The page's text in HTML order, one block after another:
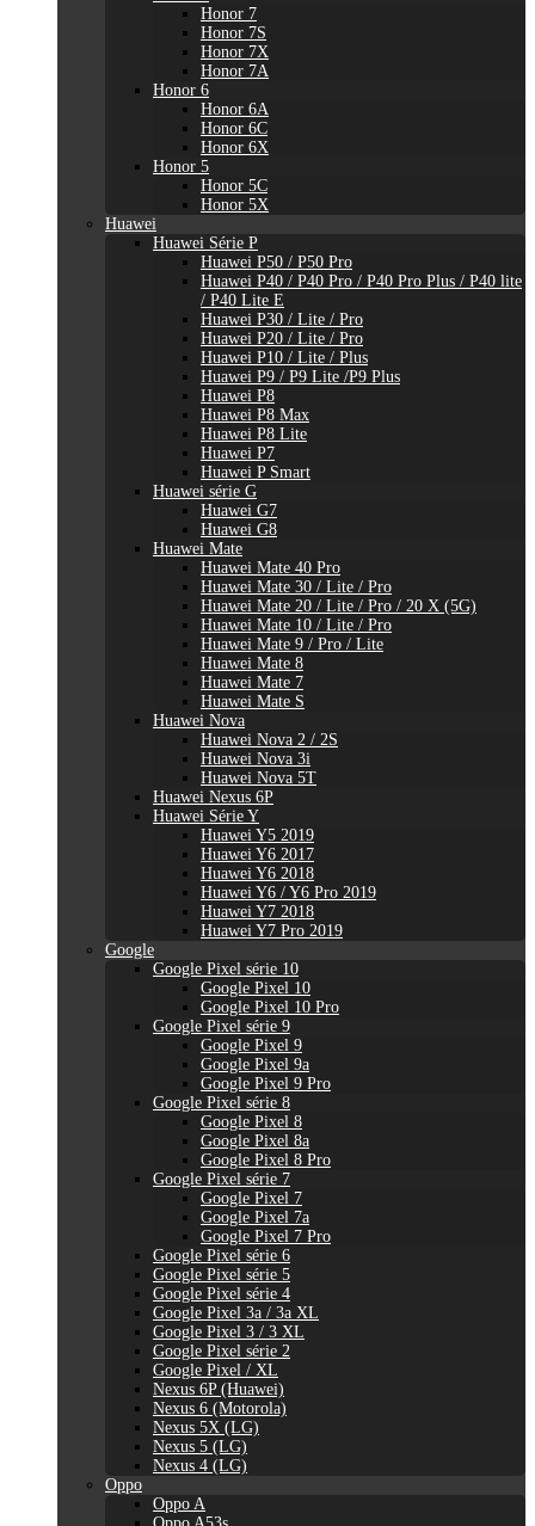
Honor 7
Honor 7S
Honor 7X
Honor 7A
Honor 6
Honor 6A
Honor 6C
Honor 6X
Honor 5
Honor 5C
Honor 5X
Huawei
Huawei Série P
Huawei P50 / P50 Pro
Huawei P40 / P40 Pro / P40 Pro Plus / P40 lite
/ P40 Lite E
Huawei P30 / Lite / Pro
Huawei P20 / Lite / Pro
Huawei P10 / Lite / Plus
Huawei P9 / P9 Lite /P9 Plus
Huawei P8
Huawei P8 Max
Huawei P8 Lite
Huawei P7
Huawei P Smart
Huawei série G
Huawei G7
Huawei G8
Huawei Mate
Huawei Mate 40 Pro
Huawei Mate 30 / Lite / Pro
Huawei Mate 20 / Lite / Pro / 20 X (5G)
Huawei Mate 10 / Lite / Pro
Huawei Mate 9 / Pro / Lite
Huawei Mate 8
Huawei Mate 7
Huawei Mate S
Huawei Nova
Huawei Nova 2 / 2S
Huawei Nova 3i
Huawei Nova 5T
Huawei Nexus 6P
Huawei Série Y
Huawei Y5 2019
Huawei Y6 2017
Huawei Y6 2018
Huawei Y6 / Y6 Pro 2019
Huawei Y7 2018
Huawei Y7 Pro 2019
Google
Google Pixel série 10
Google Pixel 10
Google Pixel 10 Pro
Google Pixel série 9
Google Pixel 9
Google Pixel 9a
Google Pixel 9 Pro
Google Pixel série 8
Google Pixel 8
Google Pixel 8a
Google Pixel 8 Pro
Google Pixel série 7
Google Pixel 7
Google Pixel 7a
Google Pixel 7 Pro
Google Pixel série 6
Google Pixel série 5
Google Pixel série 4
Google Pixel 3a / 3a XL
Google Pixel 3 / 3 XL
Google Pixel série 2
Google Pixel / XL
Nexus 6P (Huawei)
Nexus 6 (Motorola)
Nexus 5X (LG)
Nexus 5 (LG)
Nexus 4 (LG)
Oppo
Oppo A